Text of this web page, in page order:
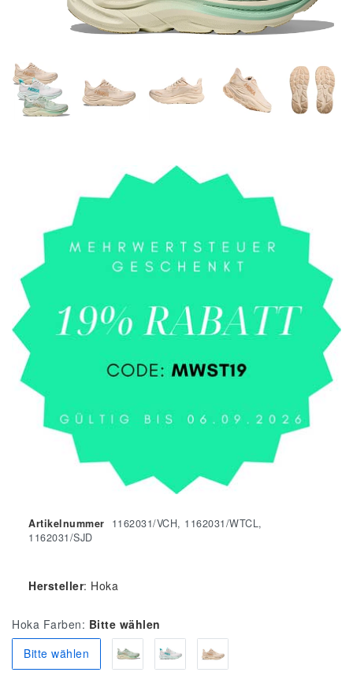
Artikelnummer
1162031/VCH, 1162031/WTCL,
1162031/SJD
Hersteller: Hoka
Hoka Farben: Bitte wählen
Bitte wählen